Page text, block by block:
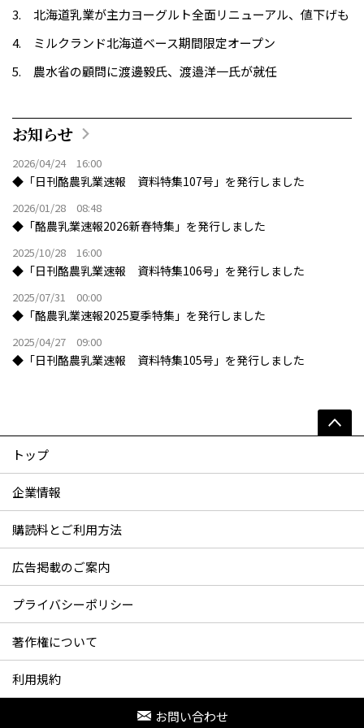
北海道乳業が主力ヨーグルト全面リニューアル、値下げも
ミルクランド北海道ベース期間限定オープン
農水省の顧問に渡邊毅氏、渡邉洋一氏が就任
お知らせ
2026/04/24 16:00
◆「日刊酪農乳業速報 資料特集107号」を発行しました
2026/01/28 08:48
◆「酪農乳業速報2026新春特集」を発行しました
2025/10/28 16:00
◆「日刊酪農乳業速報 資料特集106号」を発行しました
2025/07/31 00:00
◆「酪農乳業速報2025夏季特集」を発行しました
2025/04/27 09:00
◆「日刊酪農乳業速報 資料特集105号」を発行しました
トップ
企業情報
購読料とご利用方法
広告掲載のご案内
プライバシーポリシー
著作権について
利用規約
お問い合わせ